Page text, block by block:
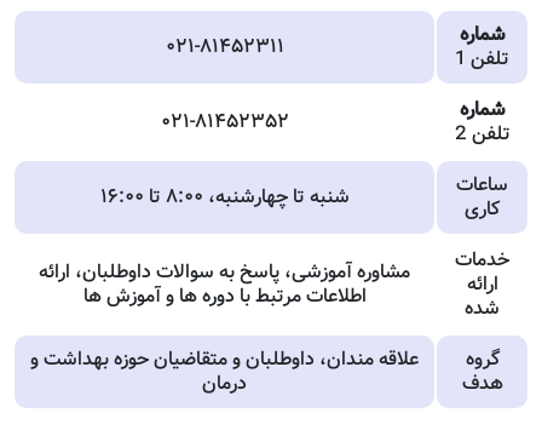
شماره
تلفن 1
۰۲۱-۸۱۴۵۲۳۱۱
شماره
تلفن 2
۰۲۱-۸۱۴۵۲۳۵۲
ساعات
کاری
شنبه تا چهارشنبه، ۸:۰۰ تا ۱۶:۰۰
خدمات
ارائه
شده
مشاوره آموزشی، پاسخ به سوالات داوطلبان، ارائه
اطلاعات مرتبط با دوره ها و آموزش ها
گروه
هدف
علاقه مندان، داوطلبان و متقاضیان حوزه بهداشت و
درمان